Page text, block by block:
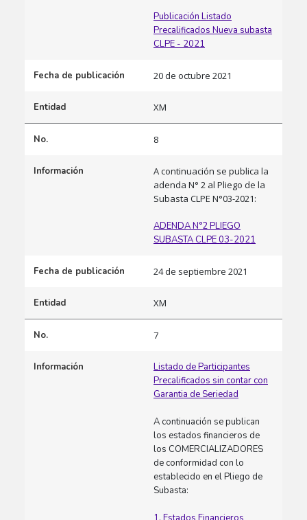
Publicación Listado
Precalificados Nueva subasta
CLPE - 2021
Fecha de publicación 20 de octubre 2021
Entidad XM
No. 8
Información
A continuación se publica la
adenda N° 2 al Pliego de la
Subasta CLPE N°03-2021:​
ADENDA N°2 PLIEGO
SUBASTA CLPE 03-2021
Fecha de publicación 24 de septiembre 2021
Entidad XM
No. 7
Información
Listado de Participantes
Precalificados sin contar con
Garantia de Seriedad​
A continuación se publican
los estados financieros de
los COMERCIALIZADORES
de conformidad con lo
establecido en el Pliego de
Subasta:​